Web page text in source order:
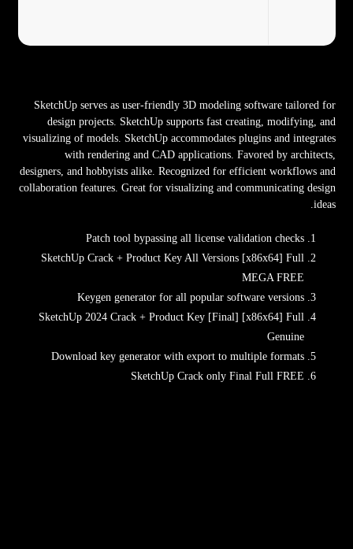
SketchUp serves as user-friendly 3D modeling software tailored for
design projects. SketchUp supports fast creating, modifying, and
visualizing of models. SketchUp accommodates plugins and integrates
with rendering and CAD applications. Favored by architects,
designers, and hobbyists alike. Recognized for efficient workflows and
collaboration features. Great for visualizing and communicating design
ideas.
Patch tool bypassing all license validation checks
SketchUp Crack + Product Key All Versions [x86x64] Full
MEGA FREE
Keygen generator for all popular software versions
SketchUp 2024 Crack + Product Key [Final] [x86x64] Full
Genuine
Download key generator with export to multiple formats
SketchUp Crack only Final Full FREE